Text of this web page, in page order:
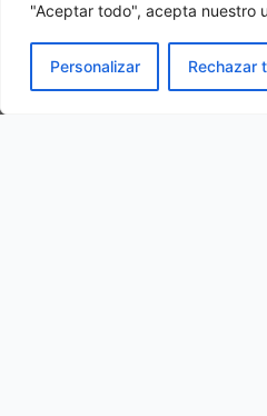
"Aceptar todo", acepta nuestro
Personalizar Rechazar
In una camera tripla, 3 adulti